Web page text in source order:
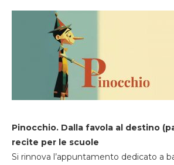
Pinocchio. Dalla favola al destino
recite per le scuole
Si rinnova l’appuntamento dedicato a